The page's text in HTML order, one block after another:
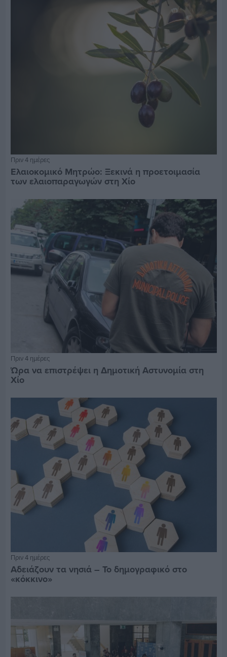
Πριν 4 ημέρες
Ελαιοκομικό Μητρώο: Ξεκινά η προετοιμασία
των ελαιοπαραγωγών στη Χίο
Πριν 4 ημέρες
Ώρα να επιστρέψει η Δημοτική Αστυνομία στη
Χίο
Πριν 4 ημέρες
Αδειάζουν τα νησιά – Το δημογραφικό στο
«κόκκινο»